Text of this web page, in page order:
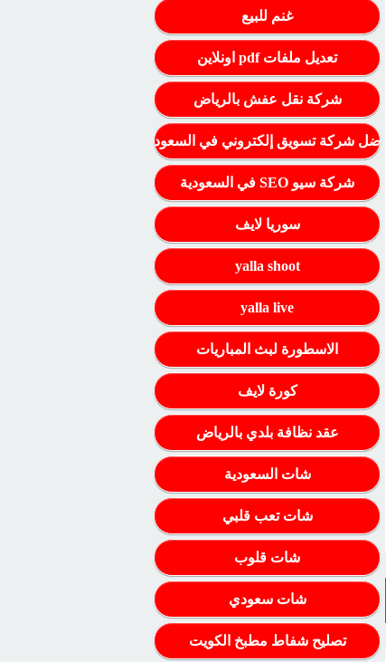
غنم للبيع
تعديل ملفات pdf اونلاين
شركة نقل عفش بالرياض
أفضل شركة تسويق إلكتروني في السعودية
شركة سيو SEO في السعودية
سوريا لايف
yalla shoot
yalla live
الاسطورة لبث المباريات
كورة لايف
عقد نظافة بلدي بالرياض
شات السعودية
شات تعب قلبي
شات قلوب
شات سعودي
تصليح شفاط مطبخ الكويت